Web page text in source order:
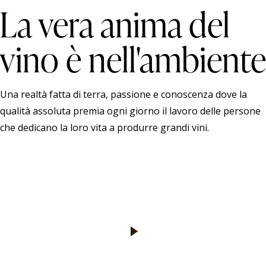
La vera anima del
vino è nell'ambiente
Una realtà fatta di terra, passione e conoscenza dove la
qualità assoluta premia ogni giorno il lavoro delle persone
che dedicano la loro vita a produrre grandi vini.